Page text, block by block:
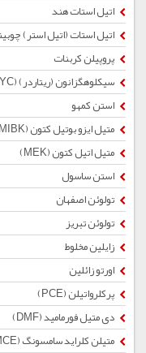
اتیل استات هند
اتیل استات (اتیل استر)
پروپیلن کربنات
سیکلوهگزانون (ریتاردر) (CYC)
استن کمهو
متیل ایزو بوتیل کتون (MIBK)
متیل اتیل کتون (MEK)
استن ساسول
تولوئن اصفهان
تولوئن تبریز
زایلین مخلوط
اورتو زائلین
پرکلرواتیلن (PCE)
دی متیل فورمامید (DMF)
متیلن کلراید سامسونگ (MCE)